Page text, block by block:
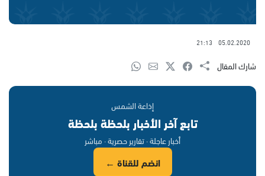
05.02.2020
21:13
شارك المقال
إذاعة الشمس
تابع آخر الأخبار بلحظة بلحظة
أخبار عاجلة · تقارير حصرية · مباشر
انضم للقناة ←